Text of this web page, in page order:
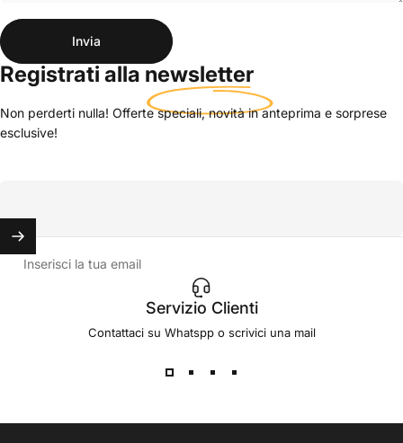
Invia
Invia
Registrati alla newsletter
Non perderti nulla! Offerte speciali, novità in anteprima e sorprese
esclusive!
Inserisci la tua email
Servizio Clienti
Contattaci su Whatspp o scrivici una mail